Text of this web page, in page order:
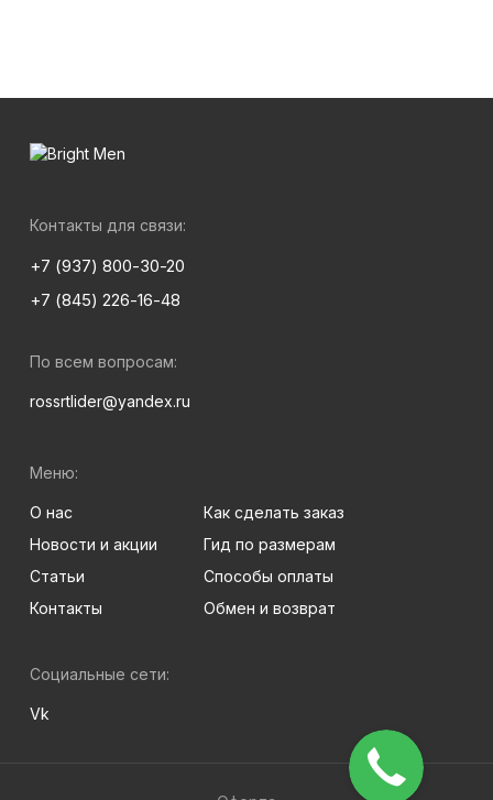
Контакты для связи:
+7 (937) 800-30-20
+7 (845) 226-16-48
По всем вопросам:
rossrtlider@yandex.ru
Меню:
О нас
Новости и акции
Статьи
Контакты
Как сделать заказ
Гид по размерам
Способы оплаты
Обмен и возврат
Социальные сети:
Vk